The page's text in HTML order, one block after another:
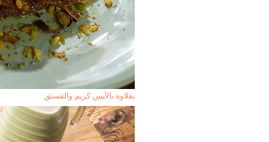
بقلاوة بالآيس كريم والفستق